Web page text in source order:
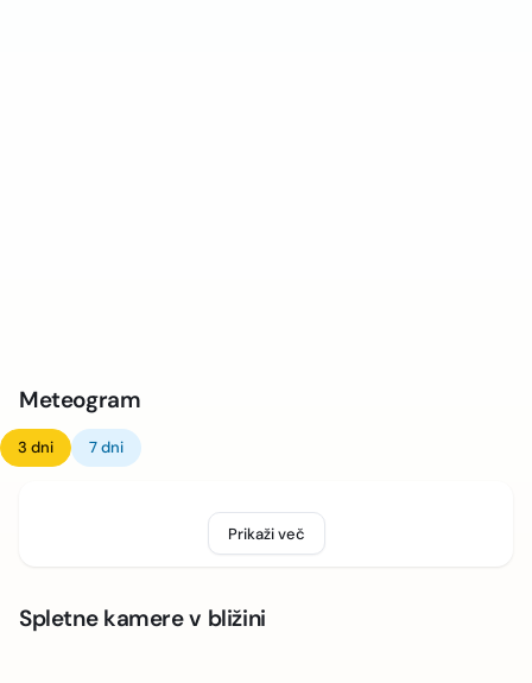
Meteogram
3 dni 7 dni
Prikaži več
Spletne kamere v bližini